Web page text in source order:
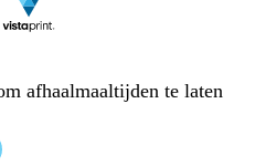
afhaalmaaltijden te laten